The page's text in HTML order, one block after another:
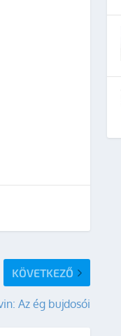
KÖVETKEZŐ
Az ég bujdosói